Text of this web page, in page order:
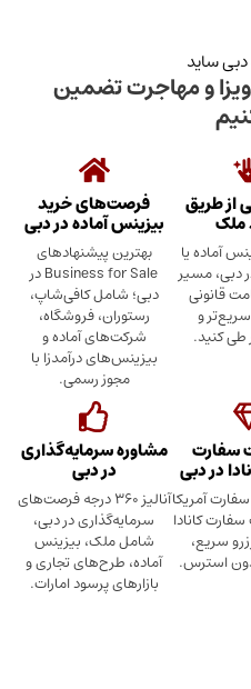
تضمین
فرصت‌های خرید
آماده در دبی
بهترین پیشنهادهای
Business for Sale در
دبی؛ شامل کافی‌شاپ،
رستوران، فروشگاه،
شرکت‌های آماده و
بیزینس‌های درآمدزا با
سرمایه‌گذاری
در دبی
آنالیز ۳۶۰ درجه فرصت‌های
سرمایه‌گذاری در دبی،
شامل ملک، بیزینس
طرح‌های تجاری و
بازارهای پرسود امارات.